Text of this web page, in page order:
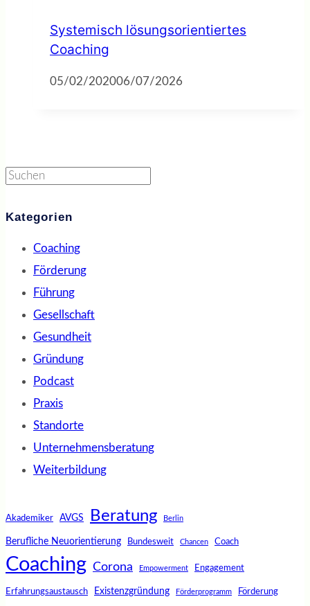
Systemisch lösungsorientiertes
Coaching
05/02/202006/07/2026
Suchen
Kategorien
Coaching
Förderung
Führung
Gesellschaft
Gesundheit
Gründung
Podcast
Praxis
Standorte
Unternehmensberatung
Weiterbildung
Akademiker AVGS Beratung Berlin
Berufliche Neuorientierung Bundesweit Chancen Coach
Coaching Corona Empowerment Engagement
Erfahrungsaustausch Existenzgründung Förderprogramm Förderung